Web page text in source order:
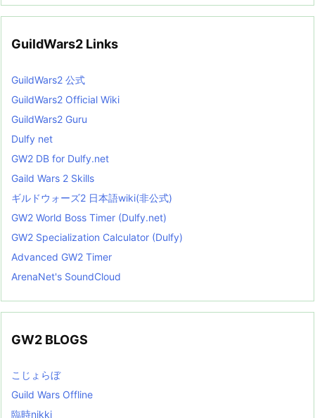
GuildWars2 Links
GuildWars2 公式
GuildWars2 Official Wiki
GuildWars2 Guru
Dulfy net
GW2 DB for Dulfy.net
Gaild Wars 2 Skills
ギルドウォーズ2 日本語wiki(非公式)
GW2 World Boss Timer (Dulfy.net)
GW2 Specialization Calculator (Dulfy)
Advanced GW2 Timer
ArenaNet's SoundCloud
GW2 BLOGS
こじょらぼ
Guild Wars Offline
臨時nikki